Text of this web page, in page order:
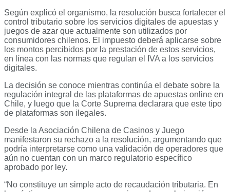
Según explicó el organismo, la resolución busca fortalecer el
control tributario sobre los servicios digitales de apuestas y
juegos de azar que actualmente son utilizados por
consumidores chilenos. El impuesto deberá aplicarse sobre
los montos percibidos por la prestación de estos servicios,
en línea con las normas que regulan el IVA a los servicios
digitales.
La decisión se conoce mientras continúa el debate sobre la
regulación integral de las plataformas de apuestas online en
Chile, y luego que la Corte Suprema declarara que este tipo
de plataformas son ilegales.
Desde la Asociación Chilena de Casinos y Juego
manifestaron su rechazo a la resolución, argumentando que
podría interpretarse como una validación de operadores que
aún no cuentan con un marco regulatorio específico
aprobado por ley.
“No constituye un simple acto de recaudación tributaria. En